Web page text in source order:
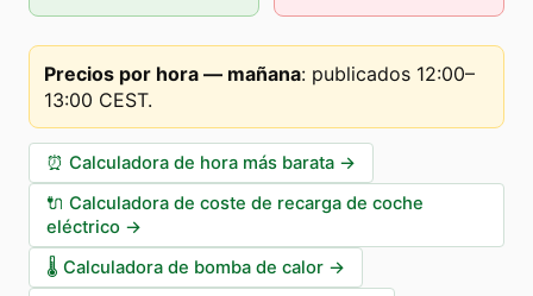
Precios por hora — mañana: publicados 12:00–
13:00 CEST.
⏰ Calculadora de hora más barata →
🔌 Calculadora de coste de recarga de coche
eléctrico →
🌡️ Calculadora de bomba de calor →